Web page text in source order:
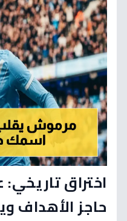
اختراق
حاجز الأهداف